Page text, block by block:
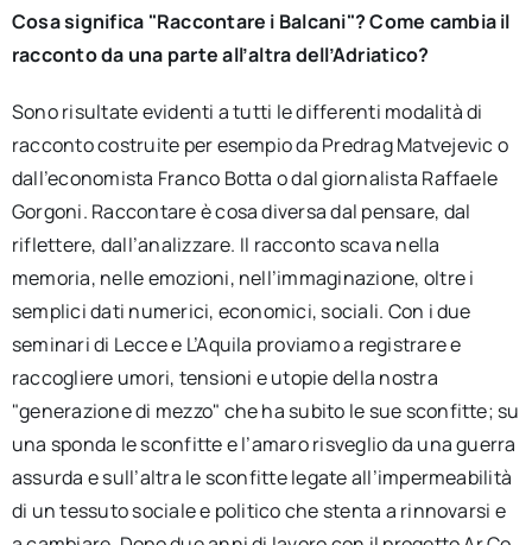
Cosa significa "Raccontare i Balcani"? Come cambia il
racconto da una parte all’altra dell’Adriatico?
Sono risultate evidenti a tutti le differenti modalità di
racconto costruite per esempio da Predrag Matvejevic o
dall’economista Franco Botta o dal giornalista Raffaele
Gorgoni. Raccontare è cosa diversa dal pensare, dal
riflettere, dall’analizzare. Il racconto scava nella
memoria, nelle emozioni, nell’immaginazione, oltre i
semplici dati numerici, economici, sociali. Con i due
seminari di Lecce e L’Aquila proviamo a registrare e
raccogliere umori, tensioni e utopie della nostra
"generazione di mezzo" che ha subito le sue sconfitte; su
una sponda le sconfitte e l’amaro risveglio da una guerra
assurda e sull’altra le sconfitte legate all’impermeabilità
di un tessuto sociale e politico che stenta a rinnovarsi e